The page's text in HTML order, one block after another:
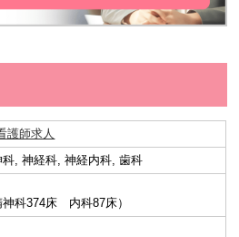
護師求人
科, 神経科, 神経内科, 歯科
神科374床 内科87床）